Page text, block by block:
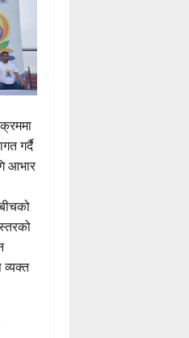
गर्दै
आभार
व्यक्त